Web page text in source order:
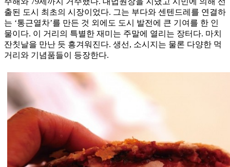
출된 도시 최초의 시장이었다. 그는 부다와 센텐드레를 연결하
는 ‘통근열차’를 만든 것 외에도 도시 발전에 큰 기여를 한 인
물이다. 이 거리의 특별한 재미는 주말에 열리는 장터다. 마치
잔칫날을 만난 듯 흥겨워진다. 생선, 소시지는 물론 다양한 먹
거리와 기념품들이 등장한다.